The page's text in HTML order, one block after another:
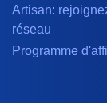
Artisan:
réseau
Programme